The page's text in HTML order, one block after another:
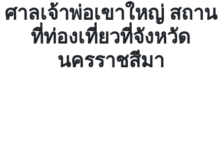
ศาลเจ้าพ่อเขาใหญ่ สถาน
ที่ท่องเที่ยวที่จังหวัด
นครราชสีมา